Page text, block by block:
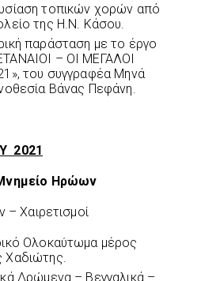
τοπικών χορών από
της Η.Ν. Κάσου.
παράσταση με το έργο
– ΟΙ ΜΕΓΑΛΟΙ
του συγγραφέα Μηνά
Βάνας Πεφάνη.
2021
Ηρώων
Χαιρετισμοί
Ολοκαύτωμα μέρος
Δρώμενα – Βεγγαλικά –